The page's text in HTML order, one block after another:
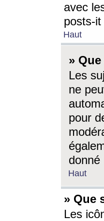
avec
posts-it
Haut
»
Les
ne
pour
donné
Haut
» Que
Les